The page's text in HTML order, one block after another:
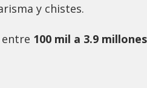
y chistes.
entre 100 mil a 3.9 millones